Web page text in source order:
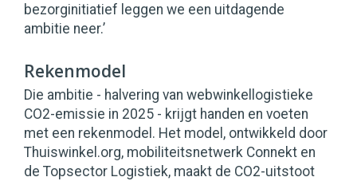
bezorginitiatief leggen we een uitdagende
ambitie neer.’
Rekenmodel
Die ambitie - halvering van webwinkellogistieke
CO2-emissie in 2025 - krijgt handen en voeten
met een rekenmodel. Het model, ontwikkeld door
Thuiswinkel.org, mobiliteitsnetwerk Connekt en
de Topsector Logistiek, maakt de CO2-uitstoot